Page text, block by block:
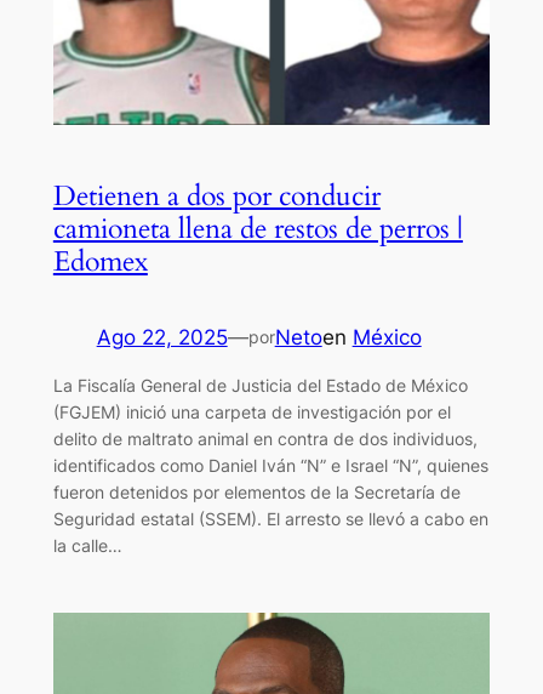
Detienen a dos por conducir
camioneta llena de restos de perros |
Edomex
Ago 22, 2025—porNetoen México
La Fiscalía General de Justicia del Estado de México
(FGJEM) inició una carpeta de investigación por el
delito de maltrato animal en contra de dos individuos,
identificados como Daniel Iván “N” e Israel “N”, quienes
fueron detenidos por elementos de la Secretaría de
Seguridad estatal (SSEM). El arresto se llevó a cabo en
la calle…